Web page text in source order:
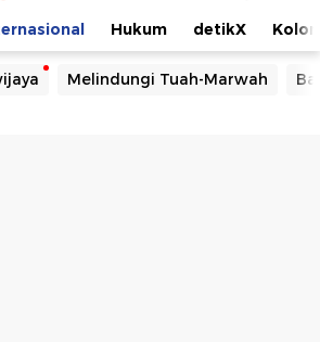
Hukum detikX
Melindungi Tuah-Marwah